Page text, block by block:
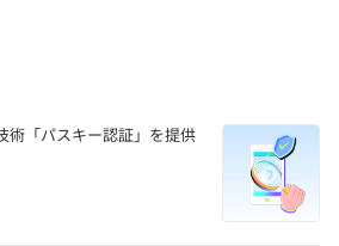
術「パスキー認証」を提供